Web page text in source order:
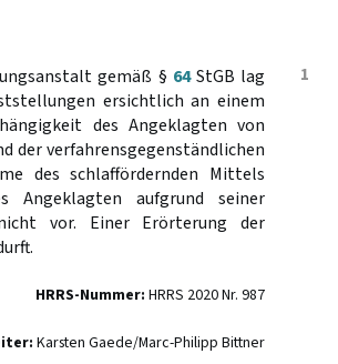
1
gemäß § 64StGB lag
ersichtlich an einem
des Angeklagten von
der verfahrensgegenständlichen
des schlaffördernden Mittels
Angeklagten aufgrund seiner
vor. Einer Erörterung der
HRRS-Nummer: HRRS 2020 Nr. 987
Karsten Gaede/Marc-Philipp Bittner